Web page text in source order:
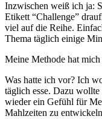
Inzwischen weiß ich ja:
Etikett “Challenge”
viel auf die Reihe.
Thema täglich einige
Meine Methode hat
Was hatte ich vor? Ich
täglich esse. Dazu
wieder ein Gefühl für
Mahlzeiten zu